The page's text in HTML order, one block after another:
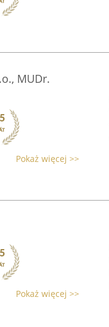
MUDr.
Pokaż więcej >>
Pokaż więcej >>